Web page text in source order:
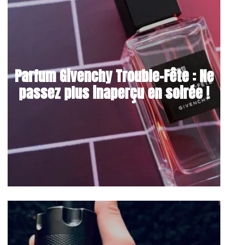
Parfum Givenchy Trouble-Fête : Ne
passez plus inaperçu en soirée !